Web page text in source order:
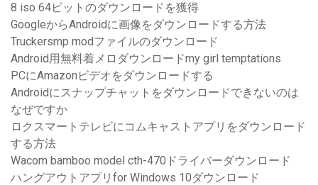
8 iso 64ビットのダウンロードを獲得
GoogleからAndroidに画像をダウンロードする方法
Truckersmp modファイルのダウンロード
Android用無料着メロダウンロードmy girl temptations
PCにAmazonビデオをダウンロードする
Androidにスナップチャットをダウンロードできないのは
なぜですか
ロクスマートテレビにコムキャストアプリをダウンロード
する方法
Wacom bamboo model cth-470ドライバーダウンロード
ハングアウトアプリfor Windows 10ダウンロード